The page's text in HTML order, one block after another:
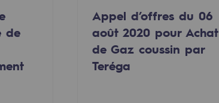
de
Appel d’offres du 06
août 2020 pour Achat
de Gaz coussin par
Teréga